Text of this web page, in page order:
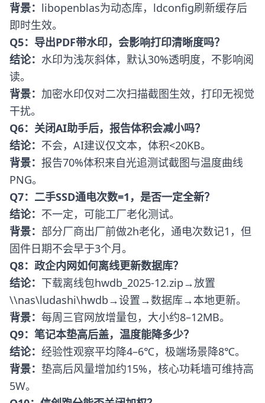
背景： libopenblas为动态库，ldconfig刷新缓存后
即时生效。
Q5：导出PDF带水印，会影响打印清晰度吗？
结论： 水印为浅灰斜体，默认30%透明度，不影响阅
读。
背景： 加密水印仅对二次扫描截图生效，打印无视觉
干扰。
Q6：关闭AI助手后，报告体积会减小吗？
结论： 不会，AI建议仅文本，体积<20KB。
背景： 报告70%体积来自光追测试截图与温度曲线
PNG。
Q7：二手SSD通电次数=1，是否一定全新？
结论： 不一定，可能工厂老化测试。
背景： 部分厂商出厂前做2h老化，通电次数记1，但
固件日期不会早于3个月。
Q8：政企内网如何离线更新数据库？
结论： 下载离线包hwdb_2025-12.zip→放置
\\nas\ludashi\hwdb→设置→数据库→本地更新。
背景： 每周三官网放增量包，大小约8–12MB。
Q9：笔记本垫高后盖，温度能降多少？
结论： 经验性观察平均降4–6℃，极端场景降8℃。
背景： 垫高后风量增加约15%，核心功耗墙可维持高
5W。